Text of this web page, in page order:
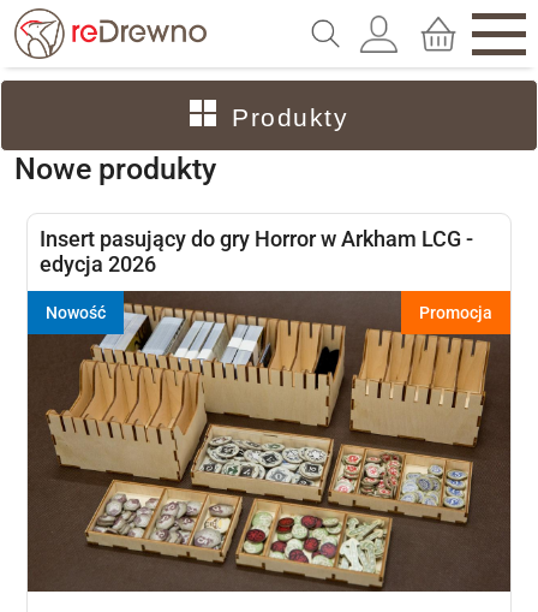
Produkty
Nowe produkty
Insert pasujący do gry Horror w Arkham LCG -
edycja 2026
Nowość Promocja